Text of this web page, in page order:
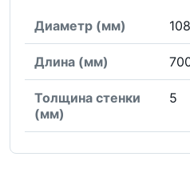
Диаметр (мм) 108
Длина (мм)
Толщина стенки
(мм)
5